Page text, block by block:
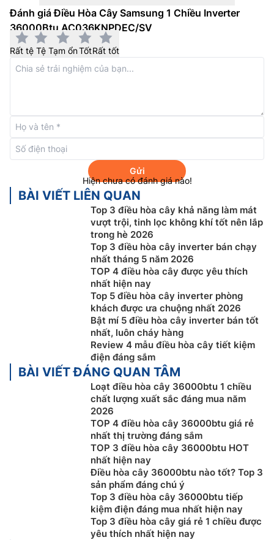
hành êm ái, nâng cao tuổi thọ cho sản phẩm.
Màng lọc kháng khuẩn khử mùi hiệu quả
Điều hòa cây Samsung inverterAC036KNPDEC/SV
được trang bị màng lọc Zero Filter và Full HD Filter có
khả năng lọc sạch vi khuẩn, bụi bẩn, các chất gây ô
nhiễm và dị ứng hiệu quả như phấn hoa, nấm mốc hay
lông thú nuôi..;. giúp mang đến cho người dùng bầu
không khí trong lành và an toàn nhất. Bên cạnh đó, bộ
lọc trên điều hòa Samsung có thể dễ dàng tháo lắp để
vệ sịnh bằng nước.
Bảng điều khiển cảm ứng
Điều hòa cây Samsung 1 chiều36000btu
AC036KNPDEC/SV được tích hợp sẵn hệ thống điều
khiển cảm ứng ngay trên thân của dàn lạnh giúp người
dùng có thể dễ dàng điều khiển và theo dõi hoạt động
Đánh giá Điều Hòa Cây Samsung 1 Chiều Inverter
36000Btu AC036KNPDEC/SV
Rất tệ Tệ Tạm ổnTốtRất tốt
Gửi
Hiện chưa có đánh giá nào!
BÀI VIẾT LIÊN QUAN
Top 3 điều hòa cây khả năng làm mát
vượt trội, tinh lọc không khí tốt nên lắp
trong hè 2026
Top 3 điều hòa cây inverter bán chạy
nhất tháng 5 năm 2026
TOP 4 điều hòa cây được yêu thích
nhất hiện nay
Top 5 điều hòa cây inverter phòng
khách được ưa chuộng nhất 2026
Bật mí 5 điều hòa cây inverter bán tốt
nhất, luôn cháy hàng
Review 4 mẫu điều hòa cây tiết kiệm
điện đáng sắm
BÀI VIẾT ĐÁNG QUAN TÂM
Loạt điều hòa cây 36000btu 1 chiều
chất lượng xuất sắc đáng mua năm
2026
TOP 4 điều hòa cây 36000btu giá rẻ
nhất thị trường đáng sắm
TOP 3 điều hòa cây 36000btu HOT
nhất hiện nay
Điều hòa cây 36000btu nào tốt? Top 3
sản phẩm đáng chú ý
Top 3 điều hòa cây 36000btu tiếp
kiệm điện đáng mua nhất hiện nay
Top 3 điều hòa cây giá rẻ 1 chiều được
yêu thích nhất hiện nay